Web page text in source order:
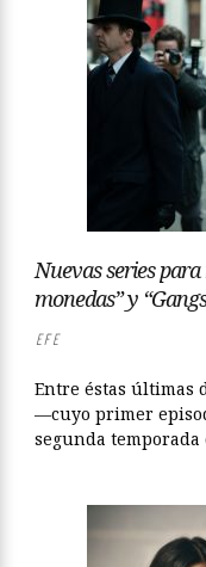
Nuevas series
monedas” y
EFE
Entre éstas últimas
—cuyo primer
segunda temporada